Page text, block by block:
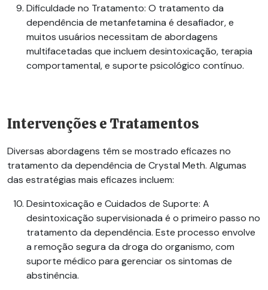
Dificuldade no Tratamento: O tratamento da
dependência de metanfetamina é desafiador, e
muitos usuários necessitam de abordagens
multifacetadas que incluem desintoxicação, terapia
comportamental, e suporte psicológico contínuo.
Intervenções e Tratamentos
Diversas abordagens têm se mostrado eficazes no
tratamento da dependência de Crystal Meth. Algumas
das estratégias mais eficazes incluem:
Desintoxicação e Cuidados de Suporte: A
desintoxicação supervisionada é o primeiro passo no
tratamento da dependência. Este processo envolve
a remoção segura da droga do organismo, com
suporte médico para gerenciar os sintomas de
abstinência.